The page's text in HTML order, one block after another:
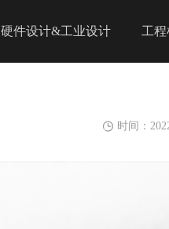
硬件设计&工业设计 工
时间：